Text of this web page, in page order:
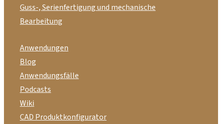
Guss-, Serienfertigung und mechanische
Bearbeitung
Anwendungen
Blog
Anwendungsfälle
Podcasts
Wiki
CAD Produktkonfigurator